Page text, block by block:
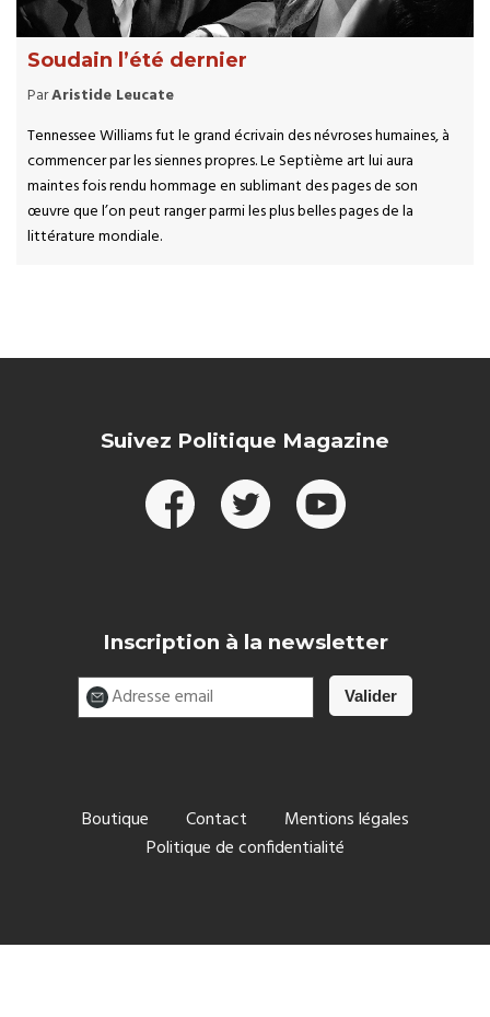
Soudain l’été dernier
ParAristide Leucate
Tennessee Williams fut le grand écrivain des névroses humaines, à
commencer par les siennes propres. Le Septième art lui aura
maintes fois rendu hommage en sublimant des pages de son
œuvre que l’on peut ranger parmi les plus belles pages de la
littérature mondiale.
Suivez Politique Magazine
Inscription à la newsletter
Boutique Contact
Mentions légales
Politique de confidentialité